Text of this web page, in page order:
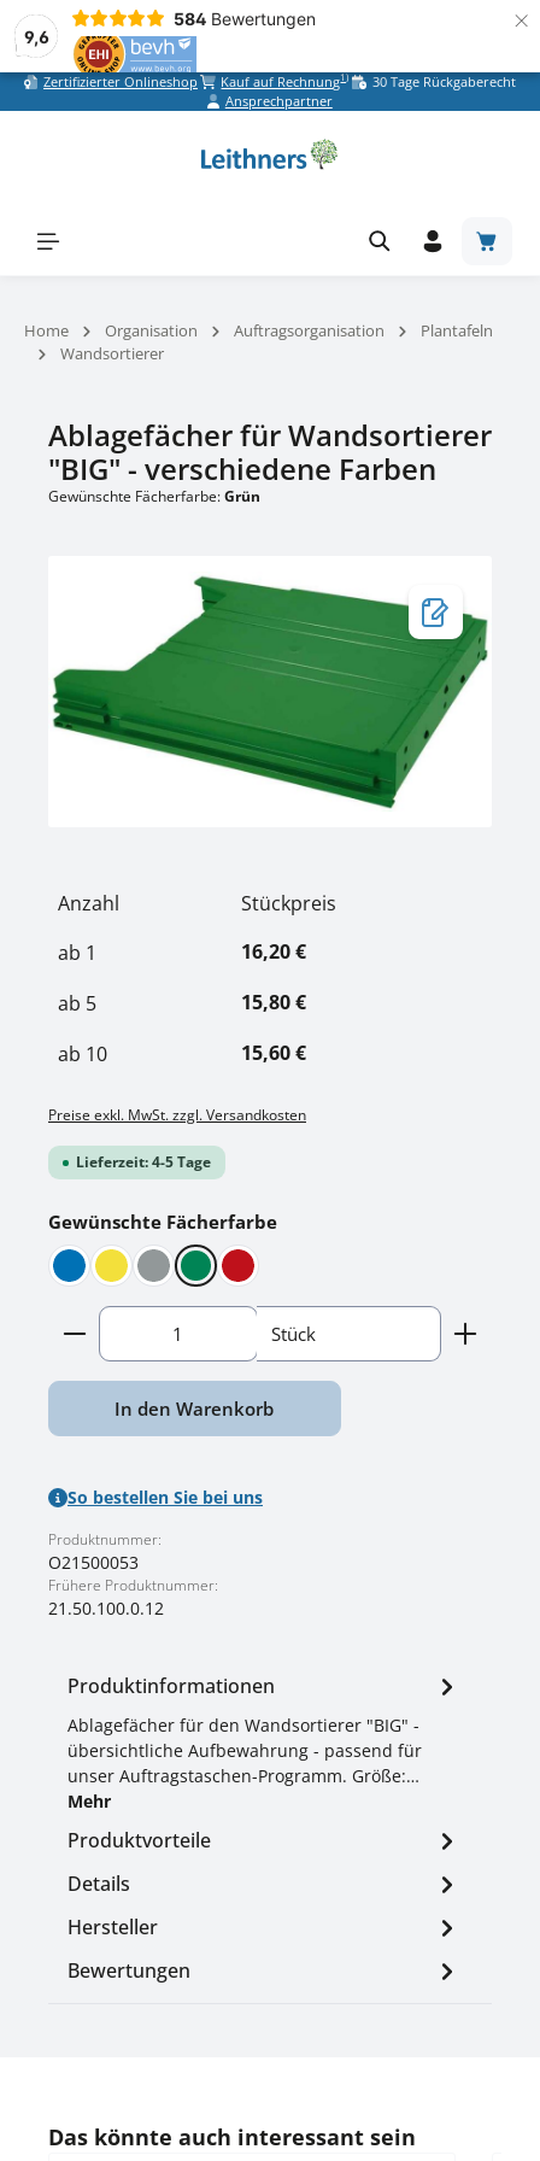
9,6
584 Bewertungen ×
Zum Hauptinhalt springen
Zertifizierter Onlineshop Kauf auf Rechnung1)
30 Tage Rückgaberecht
Ansprechpartner
Home Organisation Auftragsorganisation
Plantafeln
Wandsortierer
Ablagefächer für Wandsortierer
"BIG" - verschiedene Farben
Gewünschte Fächerfarbe:Grün
Anzahl
Stückpreis
ab 1
16,20 €
ab 5
15,80 €
ab 10 15,60 €
Preise exkl. MwSt. zzgl. Versandkosten
Lieferzeit: 4-5 Tage
Gewünschte Fächerfarbeauswählen
Blau Gelb GrauGrünRot
Produkt Anzahl: Gib den gewünschten Wert
Stück
In den Warenkorb
So bestellen Sie bei uns
Produktnummer:
O21500053
Frühere Produktnummer:
21.50.100.0.12
Produktinformationen
Ablagefächer für den Wandsortierer "BIG" -
übersichtliche Aufbewahrung - passend für
unser Auftragstaschen-Programm. Größe:…
Mehr
Produktvorteile
Details
Hersteller
Bewertungen
Produktgalerie überspringen
Das könnte auch interessant sein